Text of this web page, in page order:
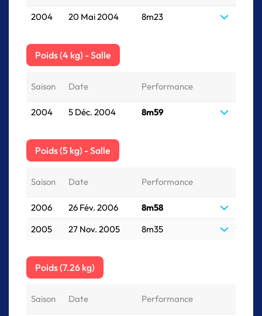
2004 20 Mai 2004 8m23
Poids (4 kg) - Salle
Saison Date Performance
2004 5 Déc. 2004 8m59
Poids (5 kg) - Salle
Saison Date Performance
2006 26 Fév. 2006
8m58
2005
27 Nov. 2005 8m35
Poids (7.26 kg)
Saison Date Performance